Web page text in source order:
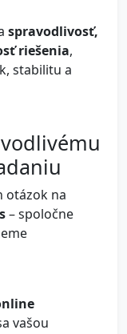
spravodlivosť,
riešenia,
stabilitu a
otázok na
– spoločne
vašou